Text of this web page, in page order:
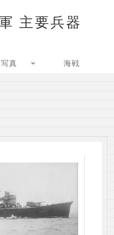
主要兵器
真 海戦